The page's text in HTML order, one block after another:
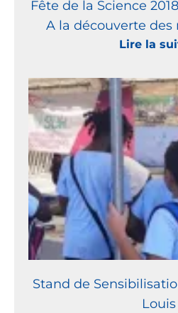
Fête de la Science
A la découverte
Lire la
Stand de
Louis